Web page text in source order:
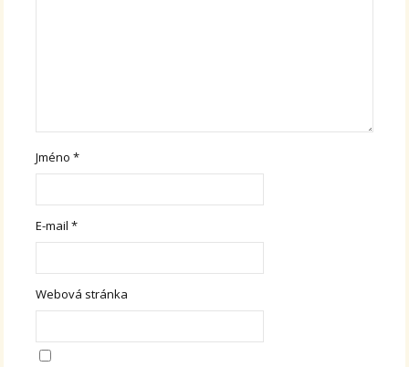
Jméno*
E-mail*
Webová stránka